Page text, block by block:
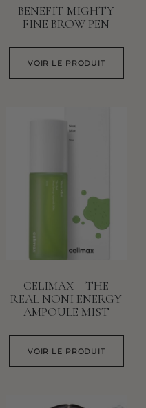
BENEFIT MIGHTY
FINE BROW PEN
VOIR LE PRODUIT
CELIMAX – THE
REAL NONI ENERGY
AMPOULE MIST
VOIR LE PRODUIT